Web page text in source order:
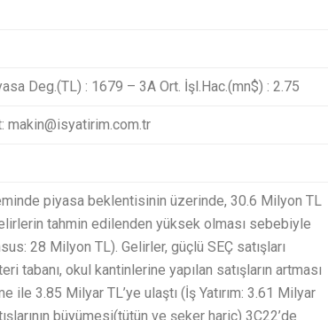
Deg.(TL) : 1679 – 3A Ort. İşl.Hac.(mn$) : 2.75
makin@isyatirim.com.tr
piyasa beklentisinin üzerinde, 30.6 Milyon TL
tahmin edilenden yüksek olması sebebiyle
28 Milyon TL). Gelirler, güçlü SEÇ satışları
tabanı, okul kantinlerine yapılan satışların artması
ile 3.85 Milyar TL’ye ulaştı (İş Yatırım: 3.61 Milyar
büyümesi(tütün ve şeker hariç) 3Ç22’de